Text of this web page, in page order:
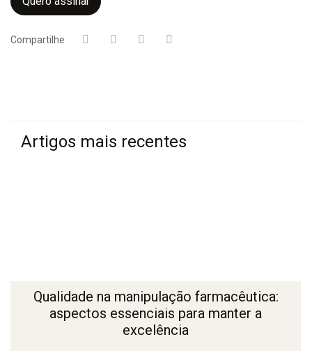
Compartilhe
Artigos mais recentes
Qualidade na manipulação farmacêutica:
aspectos essenciais para manter a
excelência